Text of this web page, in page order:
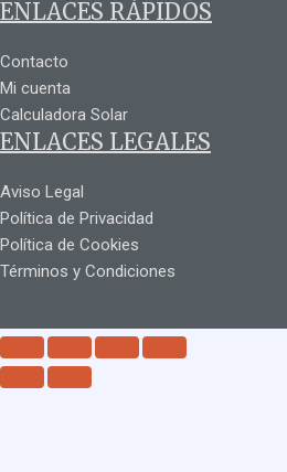
ENLACES RÁPIDOS
Contacto
Mi cuenta
Calculadora Solar
ENLACES LEGALES
Aviso Legal
Política de Privacidad
Política de Cookies
Términos y Condiciones